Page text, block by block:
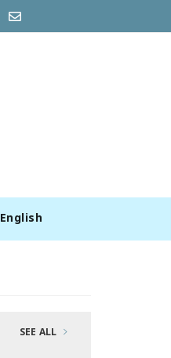
English
SEE ALL